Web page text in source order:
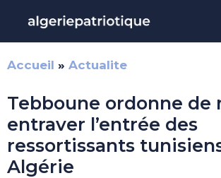
contenu
Accueil » Actualite
Tebboune ordonne de
entraver l’entrée des
ressortissants
Algérie